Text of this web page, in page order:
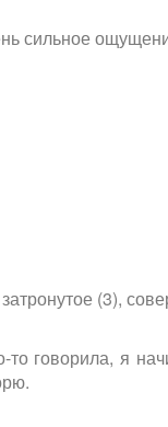
сильное
(3),
говорила, я